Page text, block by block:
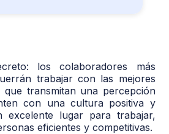
los colaboradores más
trabajar con las mejores
que transmitan una percepción
con una cultura positiva y
excelente lugar para trabajar,
eficientes y competitivas.